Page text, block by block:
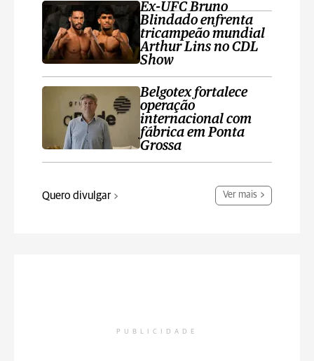
Ex-UFC Bruno
Blindado enfrenta
tricampeão mundial
Arthur Lins no CDL
Show
Belgotex fortalece
operação
internacional com
fábrica em Ponta
Grossa
Quero divulgar Ver mais
PUBLICIDADE